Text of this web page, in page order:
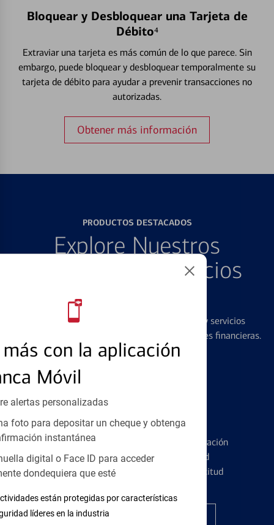
con la aplicación
Móvil
alertas personalizadas
foto para depositar un cheque y obtenga
instantánea
digital o Face ID para acceder
dondequiera que esté
están protegidas por características
líderes en la industria
Bloquear y Desbloquear una Tarjeta de
Débito⁴
Extraviar una tarjeta es más común de lo que parece. Sin
embargo, puede bloquear y desbloquear temporalmente su
tarjeta de débito para ayudar a prevenir transacciones no
autorizadas.
Obtener más información
PRODUCTOS DESTACADOS
Explore Nuestros
Productos y Servicios
Destacados
Ofrecemos una amplia gama de productos y servicios
diseñados para ayudar con todas sus necesidades financieras.
Tarjetas de Crédito
Conozca los pormenores de la administración
de tarjetas de crédito y la identidad
financiera antes de presentar una solicitud
Encuentre la tarjeta correcta